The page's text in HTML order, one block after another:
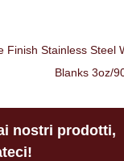
Finish Stainless Steel
Blanks 3oz/
nostri prodotti,